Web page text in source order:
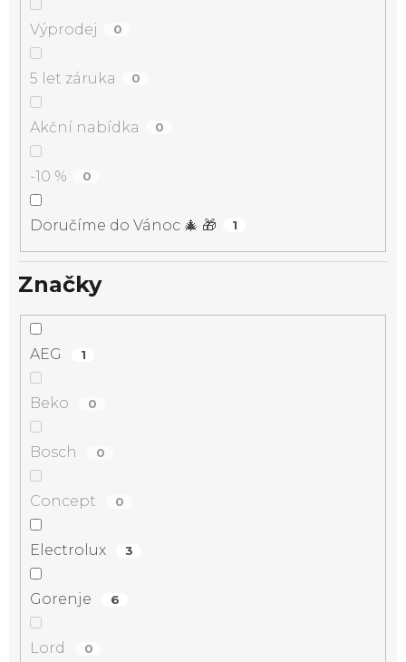
Výprodej 0
5 let záruka 0
Akční nabídka 0
-10 % 0
Doručíme do Vánoc 🎄 🎁 1
Značky
AEG 1
Beko 0
Bosch 0
Concept 0
Electrolux 3
Gorenje 6
Lord 0